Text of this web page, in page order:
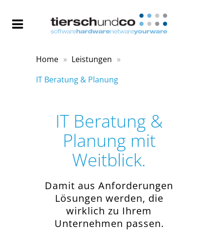
Home
Leistungen
IT Beratung & Planung
IT Beratung &
Planung mit
Weitblick.
Damit aus Anforderungen
Lösungen werden, die
wirklich zu Ihrem
Unternehmen passen.